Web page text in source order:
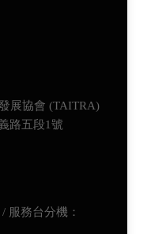
展協會 (TAITRA)
路五段1號
服務台分機：